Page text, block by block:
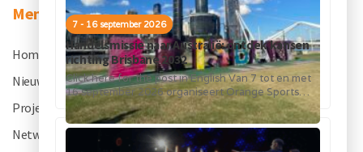
7 - 16 september 2026
Handelsmissie naar Australië: ontdek kansen
richting Brisbane 2032
Click here for the post in English Van 7 tot en met
16 september 2026 organiseert Orange Sports
Forum in...
Menu
Home
Nieuws
Projecten
Netwerk